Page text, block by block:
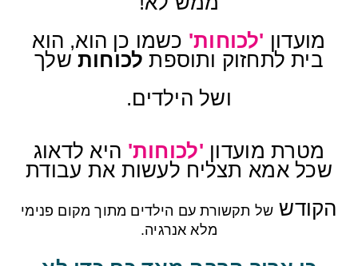
מועדון 'לכוחות' כשמו כן הוא, הוא
בית לתחזוק ותוספת לכוחות שלך
ושל הילדים.
מטרת מועדון 'לכוחות' היא לדאוג
שכל אמא תצליח לעשות את עבודת
הקודש של תקשורת עם הילדים מתוך מקום פנימי
מלא אנרגיה.